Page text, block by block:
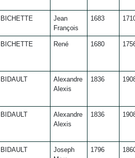
BICHETTE
Jean
François
1683
BICHETTE René 1680
BIDAULT
Alexandre
Alexis
1836
BIDAULT
Alexandre
Alexis
1836
BIDAULT
Joseph
1796